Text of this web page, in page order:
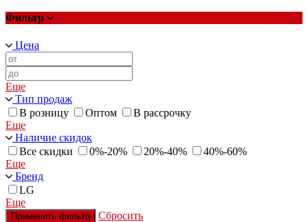
Фильтр
Цена
Еще
Тип продаж
В розницу
Оптом
В рассрочку
Еще
Наличие скидок
Все скидки
0%-20% 20%-40%
40%-60%
Еще
Бренд
LG
Еще
Применить фильтр Сбросить